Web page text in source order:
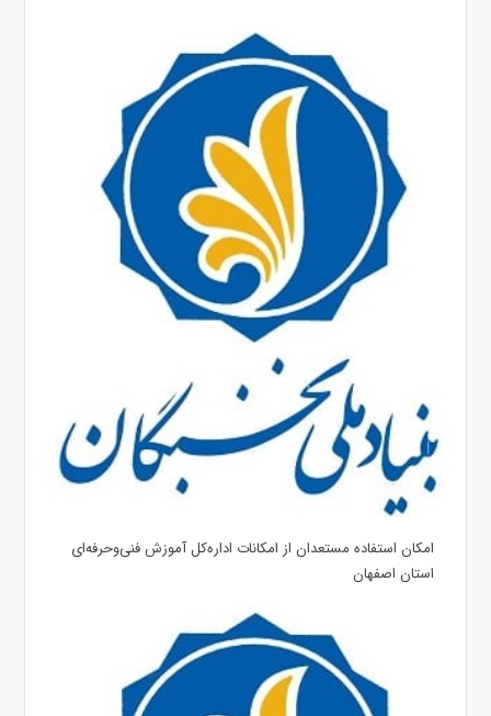
امکان استفاده مستعدان‌ از امکانات اداره‌کل آموزش فنی‌وحرفه‌ای
استان اصفهان